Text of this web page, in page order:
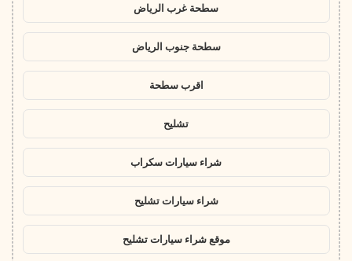
سطحة غرب الرياض
سطحة جنوب الرياض
اقرب سطحة
تشليح
شراء سيارات سكراب
شراء سيارات تشليح
موقع شراء سيارات تشليح